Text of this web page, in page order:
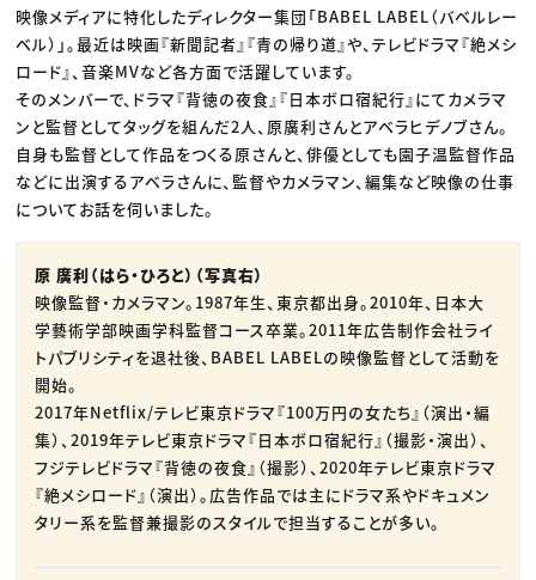
クリエイターインタビュー
C＆R Magazine
ニュース・トレンド トップ
Web
映像
ゲーム・エンタメ
広告
出版
CREATIVE VILLAGEからのお知らせ
プロフェッショナル×つながる×メディア
映像メディアに特化したディレクター集団「BABEL LABEL（バベルレー
ベル）」。最近は映画『新聞記者』『青の帰り道』や、テレビドラマ『絶メシ
ロード』、音楽MVなど各方面で活躍しています。
そのメンバーで、ドラマ『背徳の夜食』『日本ボロ宿紀行』にてカメラマ
ンと監督としてタッグを組んだ2人、原廣利さんとアベラヒデノブさん。
自身も監督として作品をつくる原さんと、俳優としても園子温監督作品
などに出演するアベラさんに、監督やカメラマン、編集など映像の仕事
についてお話を伺いました。
原 廣利（はら・ひろと）（写真右）
映像監督・カメラマン。1987年生、東京都出身。2010年、日本大
学藝術学部映画学科監督コース卒業。2011年広告制作会社ライ
トパブリシティを退社後、BABEL LABELの映像監督として活動を
開始。
2017年Netflix/テレビ東京ドラマ『100万円の女たち』（演出・編
集）、2019年テレビ東京ドラマ『日本ボロ宿紀行』（撮影・演出）、
フジテレビドラマ『背徳の夜食』（撮影）、2020年テレビ東京ドラマ
『絶メシロード』（演出）。広告作品では主にドラマ系やドキュメン
タリー系を監督兼撮影のスタイルで担当することが多い。